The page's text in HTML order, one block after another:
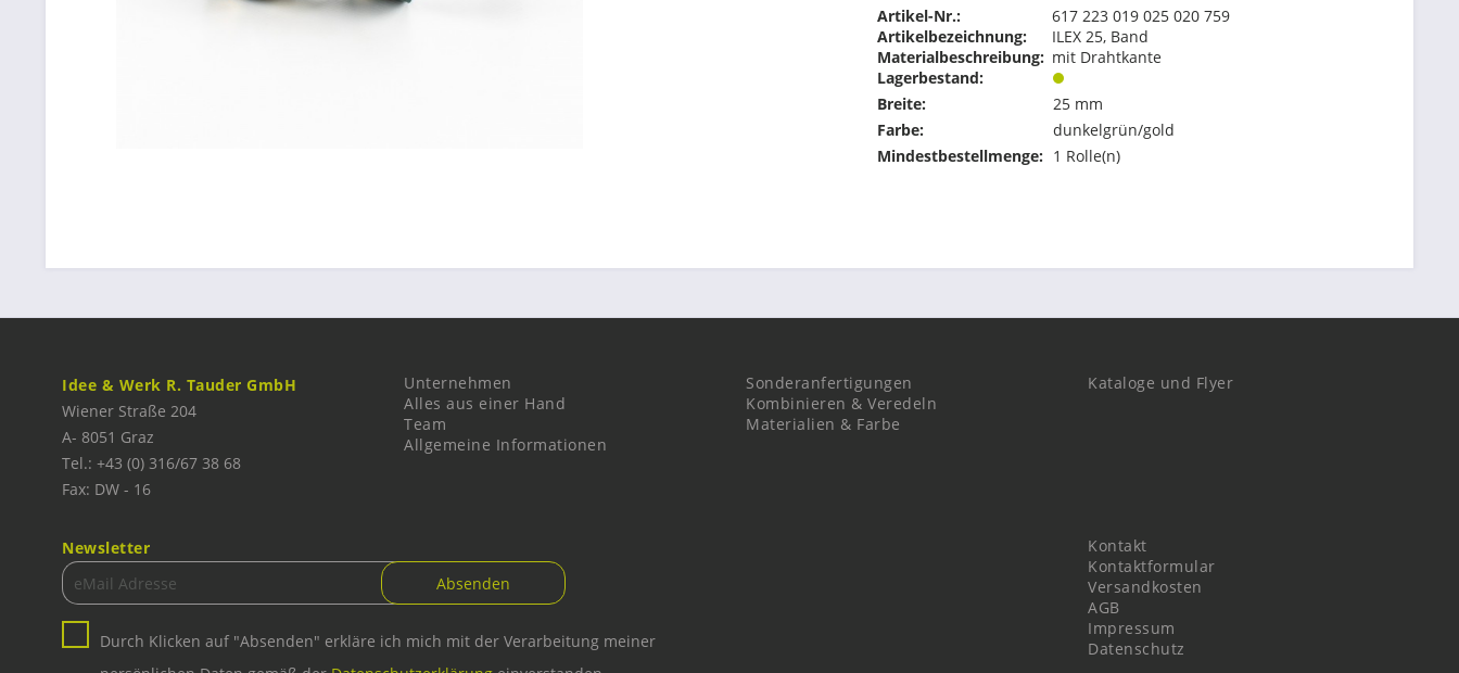
Artikel-Nr.:
617 223 019 025 020 759
Artikelbezeichnung:
ILEX 25, Band
Materialbeschreibung: mit Drahtkante
Lagerbestand:
Breite:
25 mm
Farbe:
dunkelgrün/gold
Mindestbestellmenge: 1 Rolle(n)
Idee & Werk R. Tauder GmbH
Wiener Straße 204
A- 8051 Graz
Tel.: +43 (0) 316/67 38 68
Fax: DW - 16
Unternehmen
Alles aus einer Hand
Team
Allgemeine Informationen
Sonderanfertigungen
Kombinieren & Veredeln
Materialien & Farbe
Kataloge und Flyer
Newsletter
Durch Klicken auf "Absenden" erkläre ich mich mit der Verarbeitung meiner
Kontakt
Kontaktformular
Versandkosten
AGB
Impressum
Datenschutz